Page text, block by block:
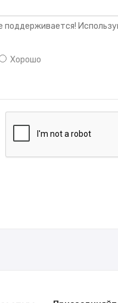
поддерживается!
Хорошо